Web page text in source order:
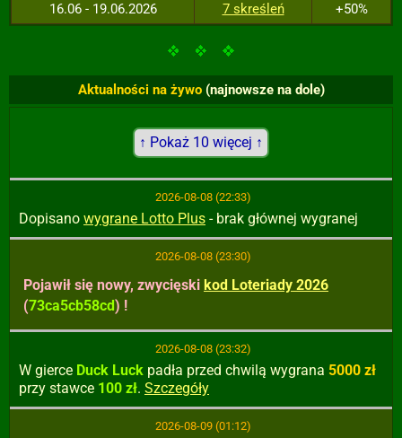
16.06 - 19.06.2026
7 skreśleń +50%
Aktualności na żywo (najnowsze na dole)
↑ Pokaż 10 więcej ↑
2026-08-08 (22:33)
Dopisano wygrane Lotto Plus - brak głównej wygranej
2026-08-08 (23:30)
Pojawił się nowy, zwycięski kod Loteriady 2026
(73ca5cb58cd) !
2026-08-08 (23:32)
W gierce Duck Luck padła przed chwilą wygrana 5000 zł
przy stawce 100 zł. Szczegóły
2026-08-09 (01:12)